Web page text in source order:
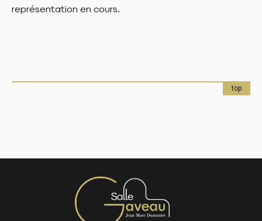
représentation en cours.
top